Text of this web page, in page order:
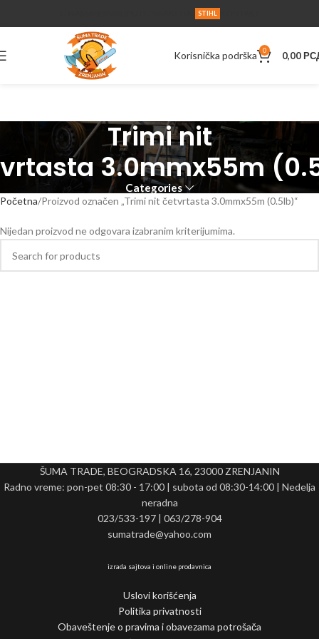
STIHL
Korisnička podrška 0 0,00
Trimi nit
3.0mmx55m
Categories
Početna Proizvod označen „Trimi nit četvrtasta 3.0mmx55m (0.5lb)“
Nijedan proizvod ne odgovara izabranim kriterijumima.
ŠUMA TRADE, BEOGRADSKA 16, 23000 ZRENJANIN
Radno vreme: pon-pet 08:30 - 17:00 | subota od 08:30-14:00 | Nedelja
neradna
023/533-197 | 063/278-904
sumatrade@yahoo.com
izrada sajtova i online prodavnica
Uslovi korišćenja
Politika privatnosti
Obaveštenje o pravima i obavezama potrošača